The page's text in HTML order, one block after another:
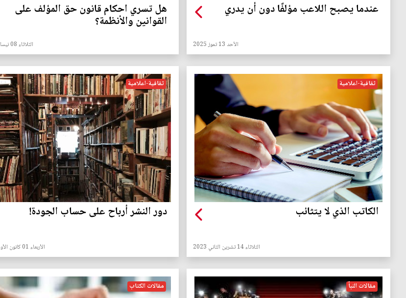
عندما يصبح اللاعب مؤلفًا دون أن يدري
الأحد 13 تموز 2025
هل تسري احكام قانون حق المؤلف على
القوانين والأنظمة؟
الثلاثاء 08 نيسان 2025
ثقافية-اعلامية
الكاتب الذي لا يتثائب
الثلاثاء 14 تشرين الثاني 2023
ثقافية-اعلامية
دور النشر أرباح على حساب الجودة!
الأربعاء 01 كانون الأول 2021
مقالات النبأ مقالات الكتاب